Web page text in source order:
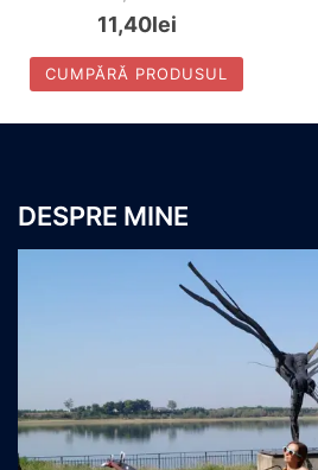
11,40lei
CUMPĂRĂ PRODUSUL
DESPRE MINE